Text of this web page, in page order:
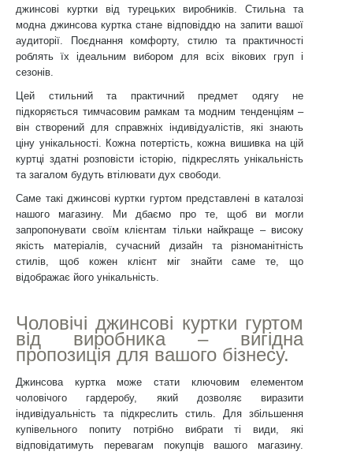
джинсові куртки від турецьких виробників. Стильна та
модна джинсова куртка стане відповіддю на запити вашої
аудиторії. Поєднання комфорту, стилю та практичності
роблять їх ідеальним вибором для всіх вікових груп і
сезонів.
Цей стильний та практичний предмет одягу не
підкоряється тимчасовим рамкам та модним тенденціям –
він створений для справжніх індивідуалістів, які знають
ціну унікальності. Кожна потертість, кожна вишивка на цій
куртці здатні розповісти історію, підкреслять унікальність
та загалом будуть втілювати дух свободи.
Саме такі джинсові куртки гуртом представлені в каталозі
нашого магазину. Ми дбаємо про те, щоб ви могли
запропонувати своїм клієнтам тільки найкраще – високу
якість матеріалів, сучасний дизайн та різноманітність
стилів, щоб кожен клієнт міг знайти саме те, що
відображає його унікальність.
Чоловічі джинсові куртки гуртом
від виробника – вигідна
пропозиція для вашого бізнесу.
Джинсова куртка може стати ключовим елементом
чоловічого гардеробу, який дозволяє виразити
індивідуальність та підкреслить стиль. Для збільшення
купівельного попиту потрібно вибрати ті види, які
відповідатимуть перевагам покупців вашого магазину.